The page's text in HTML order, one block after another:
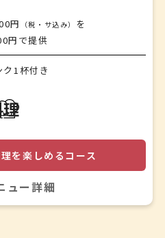
円 （税・サ込み）
を
円で提供
ったサラダと前菜の盛り合わ
ク1杯付き
を楽しめるコース
テ、エスカルゴetc、季節野菜
メイン2品、 デザートには、